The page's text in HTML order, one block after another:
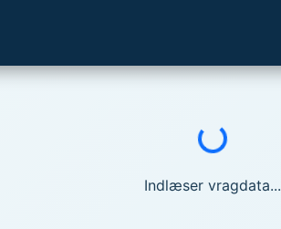
Indlæser...
Indlæser vragdata...